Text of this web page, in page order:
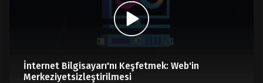
İnternet Bilgisayarı'nı Keşfetmek: Web'in
Merkeziyetsizleştirilmesi